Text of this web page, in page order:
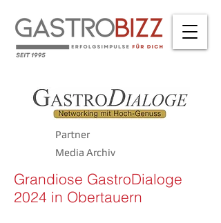
Partner
Media Archiv
Grandiose GastroDialoge
2024 in Obertauern